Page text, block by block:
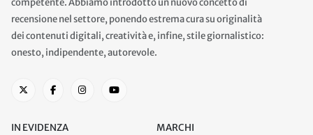
competente. Abbiamo introdotto un nuovo concetto di
recensione nel settore, ponendo estrema cura su originalità
dei contenuti digitali, creatività e, infine, stile giornalistico:
onesto, indipendente, autorevole.
IN EVIDENZA MARCHI